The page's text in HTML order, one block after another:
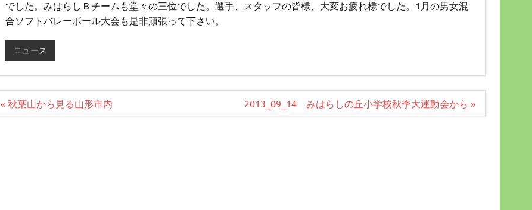
でした。みはらしＢチームも堂々の三位でした。選手、スタッフの皆様、大変お疲れ様でした。1月の男女混
合ソフトバレーボール大会も是非頑張って下さい。
ニュース
投
« 秋葉山から見る山形市内 2013_09_14 みはらしの丘小学校秋季大運動会から »